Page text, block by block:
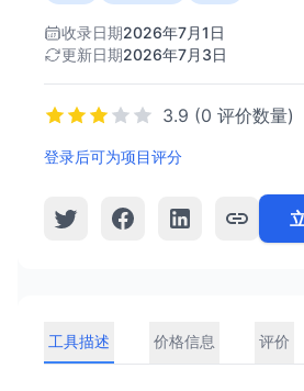
收录日期2026年7月1日
更新日期2026年7月3日
3.9 (0 评价数量)
登录后可为项目评分
工具描述 价格信息 评价